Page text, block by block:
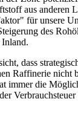
aus anderen
für unsere
des
dass
Raffinerie nicht
immer die
Verbrauchsteuer